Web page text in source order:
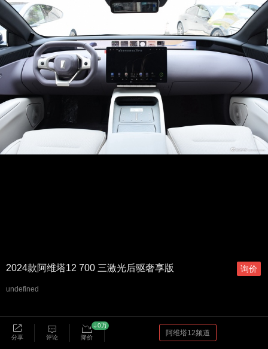
2024款阿维塔12 700 三激光后驱奢享版
undefined
分享 评论 降价
0万
阿维塔12频道
询价